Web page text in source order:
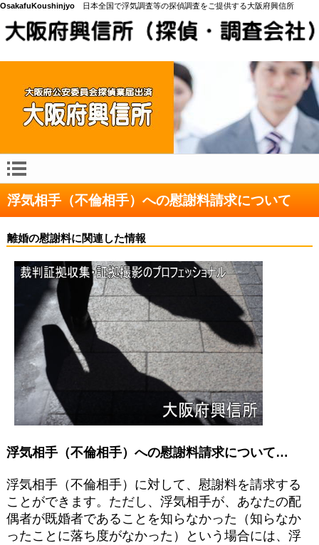
OsakafuKoushinjyo 日本全国で浮気調査等の探偵調査をご提供する大阪府興信所
浮気相手（不倫相手）への慰謝料請求について
離婚の慰謝料に関連した情報
浮気相手（不倫相手）への慰謝料請求について…
浮気相手（不倫相手）に対して、慰謝料を請求する
ことができます。ただし、浮気相手が、あなたの配
偶者が既婚者であることを知らなかった（知らなか
ったことに落ち度がなかった）という場合には、浮